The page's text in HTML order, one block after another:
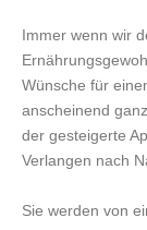
Immer wenn wir
Wünsche für
anscheinend
der gesteigerte
Verlangen nach
Sie werden von